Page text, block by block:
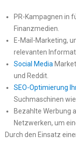
PR-Kampagnen in
Finanzmedien.
E-Mail-Marketing,
relevanten
Social Media
und Reddit.
SEO-Optimierung
Suchmaschinen
Bezahlte Werbung
Netzwerken, um
Durch den Einsatz